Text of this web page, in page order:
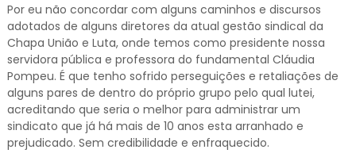
Por eu não concordar com alguns caminhos e discursos
adotados de alguns diretores da atual gestão sindical da
Chapa União e Luta, onde temos como presidente nossa
servidora pública e professora do fundamental Cláudia
Pompeu. É que tenho sofrido perseguições e retaliações de
alguns pares de dentro do próprio grupo pelo qual lutei,
acreditando que seria o melhor para administrar um
sindicato que já há mais de 10 anos esta arranhado e
prejudicado. Sem credibilidade e enfraquecido.